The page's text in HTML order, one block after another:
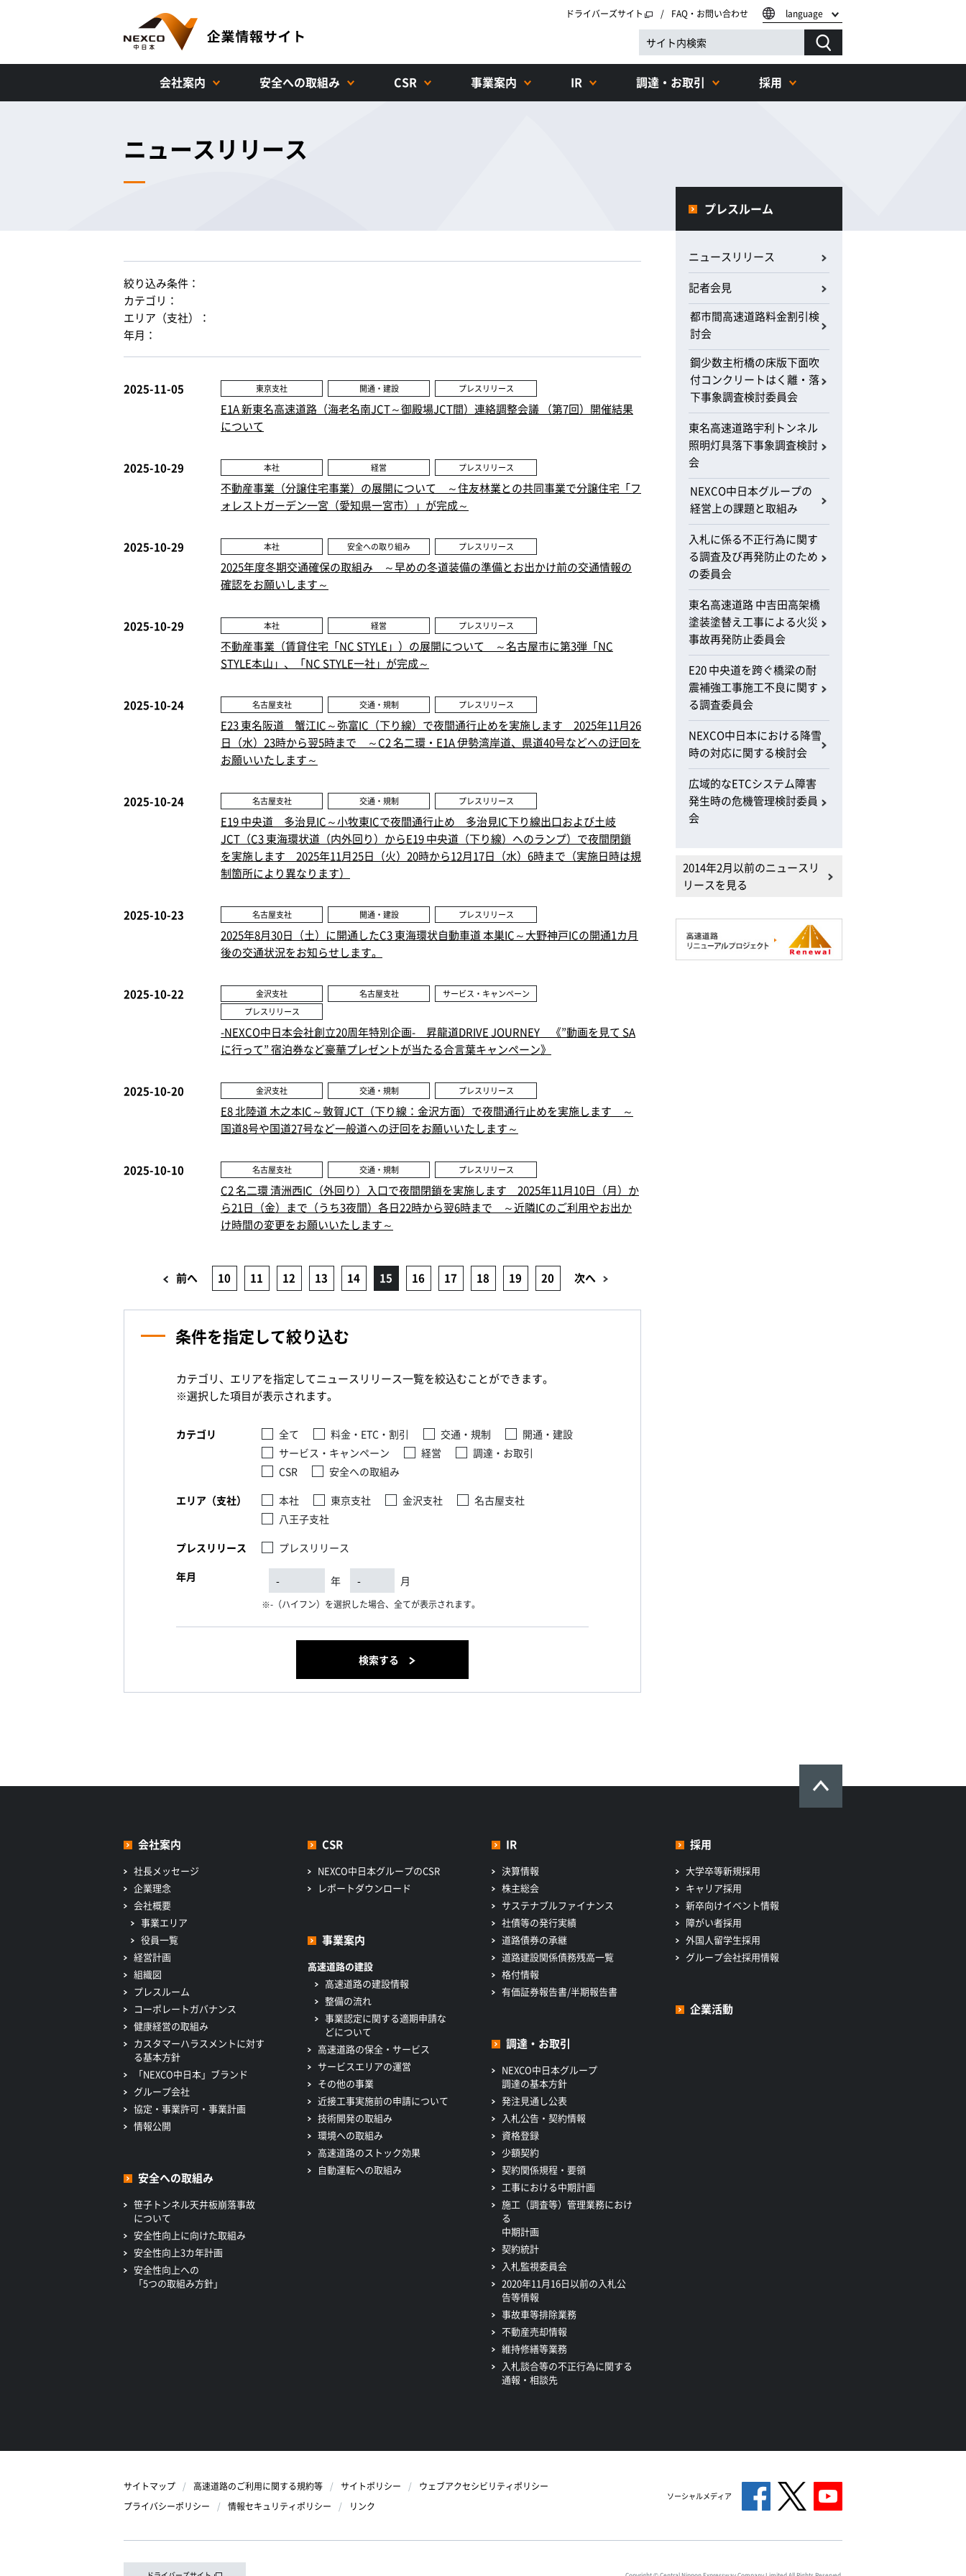
ドライバーズサイト FAQ・お問い合わせ language
会社案内 安全への取組み CSR 事業案内 IR 調達・お取引 採用
ニュースリリース
絞り込み条件：
カテゴリ：
エリア（支社）：
年月：
2025-11-05 東京支社 開通・建設 プレスリリース
E1A 新東名高速道路（海老名南JCT～御殿場JCT間）連絡調整会議 （第7回）開催結果
について
2025-10-29 本社 経営 プレスリリース
不動産事業（分譲住宅事業）の展開について ～住友林業との共同事業で分譲住宅「フ
ォレストガーデン一宮（愛知県一宮市）」が完成～
2025-10-29 本社 安全への取り組み プレスリリース
2025年度冬期交通確保の取組み ～早めの冬道装備の準備とお出かけ前の交通情報の
確認をお願いします～
2025-10-29 本社 経営 プレスリリース
不動産事業（賃貸住宅「NC STYLE」）の展開について ～名古屋市に第3弾「NC
STYLE本山」、「NC STYLE一社」が完成～
2025-10-24 名古屋支社 交通・規制 プレスリリース
E23 東名阪道 蟹江IC～弥富IC（下り線）で夜間通行止めを実施します 2025年11月26
日（水）23時から翌5時まで ～C2 名二環・E1A 伊勢湾岸道、県道40号などへの迂回を
お願いいたします～
2025-10-24 名古屋支社 交通・規制 プレスリリース
E19 中央道 多治見IC～小牧東ICで夜間通行止め 多治見IC下り線出口および土岐
JCT（C3 東海環状道（内外回り）からE19 中央道（下り線）へのランプ）で夜間閉鎖
を実施します 2025年11月25日（火）20時から12月17日（水）6時まで（実施日時は規
制箇所により異なります）
2025-10-23 名古屋支社 開通・建設 プレスリリース
2025年8月30日（土）に開通したC3 東海環状自動車道 本巣IC～大野神戸ICの開通1カ月
後の交通状況をお知らせします。
2025-10-22 金沢支社 名古屋支社
サービス・キャンペーン
プレスリリース
-NEXCO中日本会社創立20周年特別企画- 昇龍道DRIVE JOURNEY 《”動画を見て SA
に行って” 宿泊券など豪華プレゼントが当たる合言葉キャンペーン》
2025-10-20 金沢支社 交通・規制 プレスリリース
E8 北陸道 木之本IC～敦賀JCT（下り線：金沢方面）で夜間通行止めを実施します ～
国道8号や国道27号など一般道への迂回をお願いいたします～
2025-10-10 名古屋支社 交通・規制 プレスリリース
C2 名二環 清洲西IC（外回り）入口で夜間閉鎖を実施します 2025年11月10日（月）か
ら21日（金）まで（うち3夜間）各日22時から翌6時まで ～近隣ICのご利用やお出か
け時間の変更をお願いいたします～
前へ 10 11 12 13 14 15 16 17 18 19 20 次へ
条件を指定して絞り込む
カテゴリ、エリアを指定してニュースリリース一覧を絞込むことができます。
※選択した項目が表示されます。
カテゴリ 全て 料金・ETC・割引 交通・規制
開通・建設
サービス・キャンペーン
経営
調達・お取引
CSR
安全への取組み
エリア（支社）
本社 東京支社 金沢支社
名古屋支社
八王子支社
プレスリリース
プレスリリース
年月
年 月
-（ハイフン）を選択した場合、全てが表示されます。
検索する
プレスルーム
ニュースリリース
記者会見
都市間高速道路料金割引検
討会
鋼少数主桁橋の床版下面吹
付コンクリートはく離・落
下事象調査検討委員会
東名高速道路宇利トンネル
照明灯具落下事象調査検討
会
NEXCO中日本グループの
経営上の課題と取組み
入札に係る不正行為に関す
る調査及び再発防止のため
の委員会
東名高速道路 中吉田高架橋
塗装塗替え工事による火災
事故再発防止委員会
E20 中央道を跨ぐ橋梁の耐
震補強工事施工不良に関す
る調査委員会
NEXCO中日本における降雪
時の対応に関する検討会
広域的なETCシステム障害
発生時の危機管理検討委員
会
2014年2月以前のニュースリ
リースを見る
会社案内
社長メッセージ
企業理念
会社概要
事業エリア
役員一覧
経営計画
組織図
プレスルーム
コーポレートガバナンス
健康経営の取組み
カスタマーハラスメントに対す
る基本方針
「NEXCO中日本」ブランド
グループ会社
協定・事業許可・事業計画
情報公開
安全への取組み
笹子トンネル天井板崩落事故
について
安全性向上に向けた取組み
安全性向上3カ年計画
安全性向上への
「5つの取組み方針」
CSR
NEXCO中日本グループのCSR
レポートダウンロード
事業案内
高速道路の建設
高速道路の建設情報
整備の流れ
事業認定に関する適期申請な
どについて
高速道路の保全・サービス
サービスエリアの運営
その他の事業
近接工事実施前の申請について
技術開発の取組み
環境への取組み
高速道路のストック効果
自動運転への取組み
IR
決算情報
株主総会
サステナブルファイナンス
社債等の発行実績
道路債券の承継
道路建設関係債務残高一覧
格付情報
有価証券報告書/半期報告書
調達・お取引
NEXCO中日本グループ
調達の基本方針
発注見通し公表
入札公告・契約情報
資格登録
少額契約
契約関係規程・要領
工事における中期計画
施工（調査等）管理業務におけ
る
中期計画
契約統計
入札監視委員会
2020年11月16日以前の入札公
告等情報
事故車等排除業務
不動産売却情報
維持修繕等業務
入札談合等の不正行為に関する
通報・相談先
採用
大学卒等新規採用
キャリア採用
新卒向けイベント情報
障がい者採用
外国人留学生採用
グループ会社採用情報
企業活動
サイトマップ 高速道路のご利用に関する規約等 サイトポリシー
ウェブアクセシビリティポリシー
プライバシーポリシー
情報セキュリティポリシー リンク
ソーシャルメディア